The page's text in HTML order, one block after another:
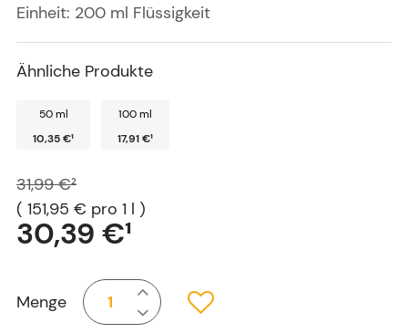
Einheit: 200 ml Flüssigkeit
Ähnliche Produkte
50 ml
10,35 €¹
100 ml
17,91 €¹
30,39 €¹
31,99 €²
( 151,95 € pro 1 l )
Menge